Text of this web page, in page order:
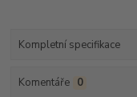
Kompletní specifikace
Komentáře 0